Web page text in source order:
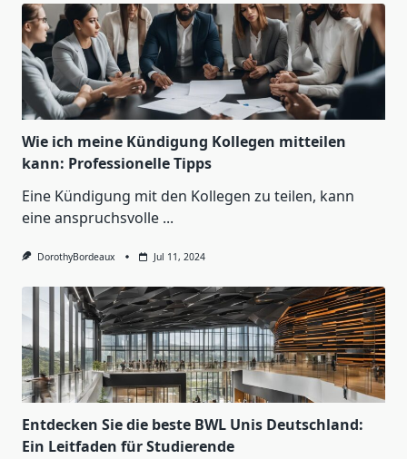
Wie ich meine Kündigung Kollegen mitteilen
kann: Professionelle Tipps
Eine Kündigung mit den Kollegen zu teilen, kann
eine anspruchsvolle ...
DorothyBordeaux Jul 11, 2024
Entdecken Sie die beste BWL Unis Deutschland:
Ein Leitfaden für Studierende